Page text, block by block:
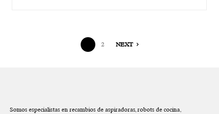
2 NEXT
Somos especialistas en recambios de aspiradoras, robots de cocina,